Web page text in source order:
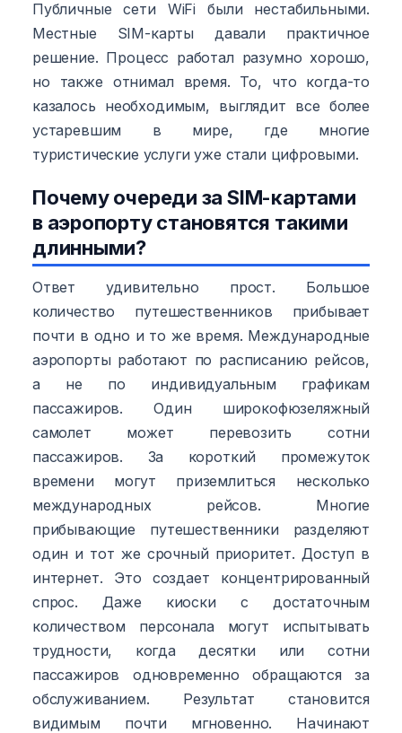
Публичные сети WiFi были нестабильными.
Местные SIM-карты давали практичное
решение. Процесс работал разумно хорошо,
но также отнимал время. То, что когда-то
казалось необходимым, выглядит все более
устаревшим в мире, где многие
туристические услуги уже стали цифровыми.
Почему очереди за SIM-картами
в аэропорту становятся такими
длинными?
Ответ удивительно прост. Большое
количество путешественников прибывает
почти в одно и то же время. Международные
аэропорты работают по расписанию рейсов,
а не по индивидуальным графикам
пассажиров. Один широкофюзеляжный
самолет может перевозить сотни
пассажиров. За короткий промежуток
времени могут приземлиться несколько
международных рейсов. Многие
прибывающие путешественники разделяют
один и тот же срочный приоритет. Доступ в
интернет. Это создает концентрированный
спрос. Даже киоски с достаточным
количеством персонала могут испытывать
трудности, когда десятки или сотни
пассажиров одновременно обращаются за
обслуживанием. Результат становится
видимым почти мгновенно. Начинают